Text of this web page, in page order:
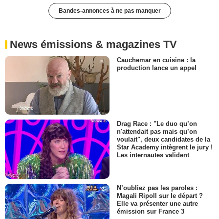
Bandes-annonces à ne pas manquer
News émissions & magazines TV
Cauchemar en cuisine : la
production lance un appel
Drag Race : "Le duo qu’on
n'attendait pas mais qu’on
voulait", deux candidates de la
Star Academy intègrent le jury !
Les internautes valident
N’oubliez pas les paroles :
Magali Ripoll sur le départ ?
Elle va présenter une autre
émission sur France 3